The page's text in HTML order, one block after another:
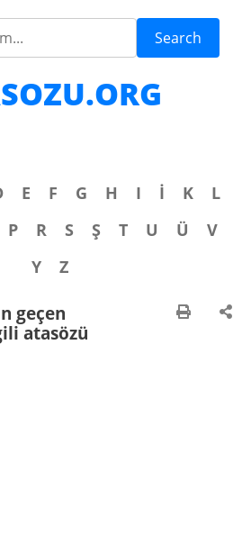
Search
E F G H I İ K
L
P R S Ş T U Ü
V
Y
Z
geçen
atasözü